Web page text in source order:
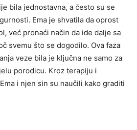
bila jednostavna, a često su se
Ema je shvatila da oprost
već pronaći način da ide dalje sa
svemu što se dogodilo. Ova faza
veze bila je ključna ne samo za
porodicu. Kroz terapiju i
i njen sin su naučili kako graditi